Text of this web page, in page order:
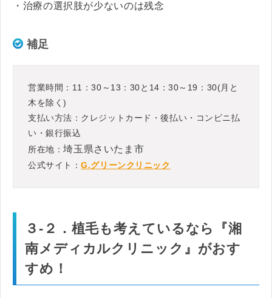
・治療の選択肢が少ないのは残念
補足
営業時間：11：30～13：30と14：30～19：30(月と
木を除く)
支払い方法：クレジットカード・後払い・コンビニ払
い・銀行振込
所在地：埼玉県さいたま市
公式サイト：G.グリーンクリニック
３-２．植毛も考えているなら『湘
南メディカルクリニック 』がおす
すめ！